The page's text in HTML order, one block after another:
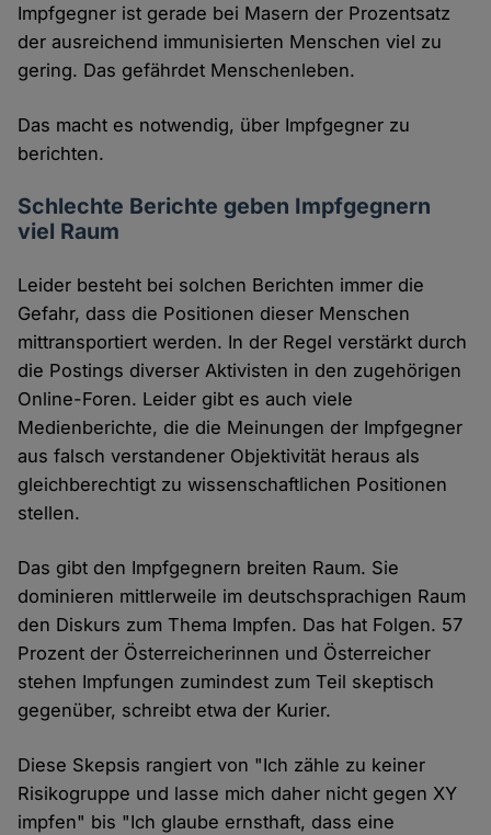
Impfgegner ist gerade bei Masern der Prozentsatz
der ausreichend immunisierten Menschen viel zu
gering. Das gefährdet Menschenleben.
Das macht es notwendig, über Impfgegner zu
berichten.
Schlechte Berichte geben Impfgegnern
viel Raum
Leider besteht bei solchen Berichten immer die
Gefahr, dass die Positionen dieser Menschen
mittransportiert werden. In der Regel verstärkt durch
die Postings diverser Aktivisten in den zugehörigen
Online-Foren. Leider gibt es auch viele
Medienberichte, die die Meinungen der Impfgegner
aus falsch verstandener Objektivität heraus als
gleichberechtigt zu wissenschaftlichen Positionen
stellen.
Das gibt den Impfgegnern breiten Raum. Sie
dominieren mittlerweile im deutschsprachigen Raum
den Diskurs zum Thema Impfen. Das hat Folgen. 57
Prozent der Österreicherinnen und Österreicher
stehen Impfungen zumindest zum Teil skeptisch
gegenüber, schreibt etwa der Kurier.
Diese Skepsis rangiert von "Ich zähle zu keiner
Risikogruppe und lasse mich daher nicht gegen XY
impfen" bis "Ich glaube ernsthaft, dass eine